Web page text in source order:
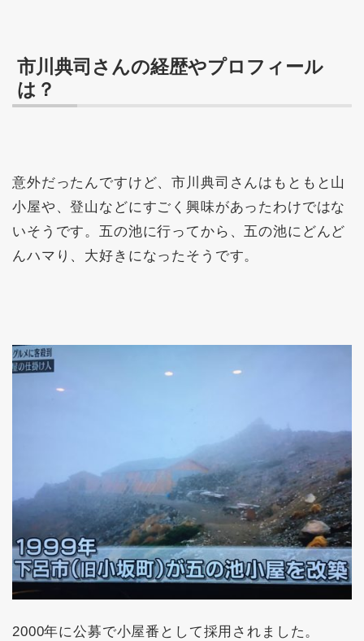
市川典司さんの経歴やプロフィール
は？
意外だったんですけど、市川典司さんはもともと山
小屋や、登山などにすごく興味があったわけではな
いそうです。五の池に行ってから、五の池にどんど
んハマり、大好きになったそうです。
2000年に公募で小屋番として採用されました。